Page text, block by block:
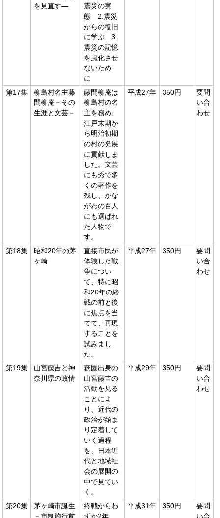
を見直す―
震災の実
態 2.震災
からの復旧
に学ぶ 3.
震災の記憶
を風化させ
ないため
に
第17集
柳島村名主藤
間柳庵－その
生涯と文芸－
藤間柳庵は
柳島村の名
主を務め、
江戸末期か
ら明治初期
の村の発展
に貢献しま
した。文芸
にも秀で多
くの著作を
残し、かな
がわの百人
にも選ばれ
た人物で
す。
平成27年 350円
要問
い合
わせ
第18集
昭和20年の茅
ヶ崎
直接市民が
体験した戦
争につい
て、特に昭
和20年の終
戦の前と後
に焦点を当
てて、再現
することを
試みまし
た。
平成27年 350円
要問
い合
わせ
第19集
山宮藤吉と神
奈川県の政情
萩園出身の
山宮藤吉の
活動を見る
ことによ
り、近代の
政治が始ま
り定着して
いく過程
を、日本近
代と地域社
会の展開の
中で見てい
く。
平成29年 350円
要問
い合
わせ
第20集
茅ヶ崎市誕生
－市制施行前
終戦からわ
ずか2年、
平成31年 350円
要問
い合